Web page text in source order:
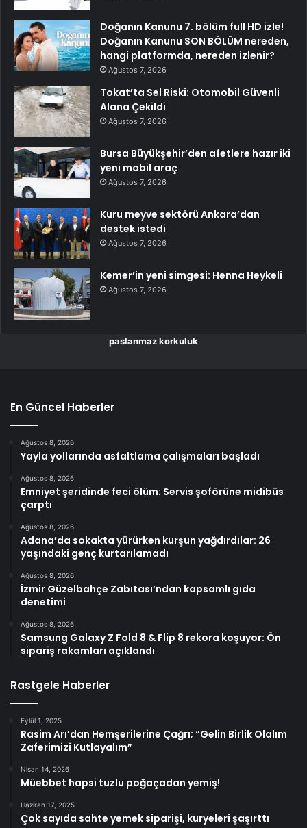
Doğanın Kanunu 7. bölüm full HD izle!
Doğanın Kanunu SON BÖLÜM nereden,
hangi platformda, nereden izlenir?
Ağustos 7, 2026
Tokat’ta Sel Riski: Otomobil Güvenli
Alana Çekildi
Ağustos 7, 2026
Bursa Büyükşehir’den afetlere hazır iki
yeni mobil araç
Ağustos 7, 2026
Kuru meyve sektörü Ankara’dan
destek istedi
Ağustos 7, 2026
Kemer’in yeni simgesi: Henna Heykeli
Ağustos 7, 2026
paslanmaz korkuluk
En Güncel Haberler
Ağustos 8, 2026
Yayla yollarında asfaltlama çalışmaları başladı
Ağustos 8, 2026
Emniyet şeridinde feci ölüm: Servis şoförüne midibüs
çarptı
Ağustos 8, 2026
Adana’da sokakta yürürken kurşun yağdırdılar: 26
yaşındaki genç kurtarılamadı
Ağustos 8, 2026
İzmir Güzelbahçe Zabıtası’ndan kapsamlı gıda
denetimi
Ağustos 8, 2026
Samsung Galaxy Z Fold 8 & Flip 8 rekora koşuyor: Ön
sipariş rakamları açıklandı
Rastgele Haberler
Eylül 1, 2025
Rasim Arı’dan Hemşerilerine Çağrı; “Gelin Birlik Olalım
Zaferimizi Kutlayalım”
Nisan 14, 2026
Müebbet hapsi tuzlu poğaçadan yemiş!
Haziran 17, 2025
Çok sayıda sahte yemek siparişi, kuryeleri şaşırttı